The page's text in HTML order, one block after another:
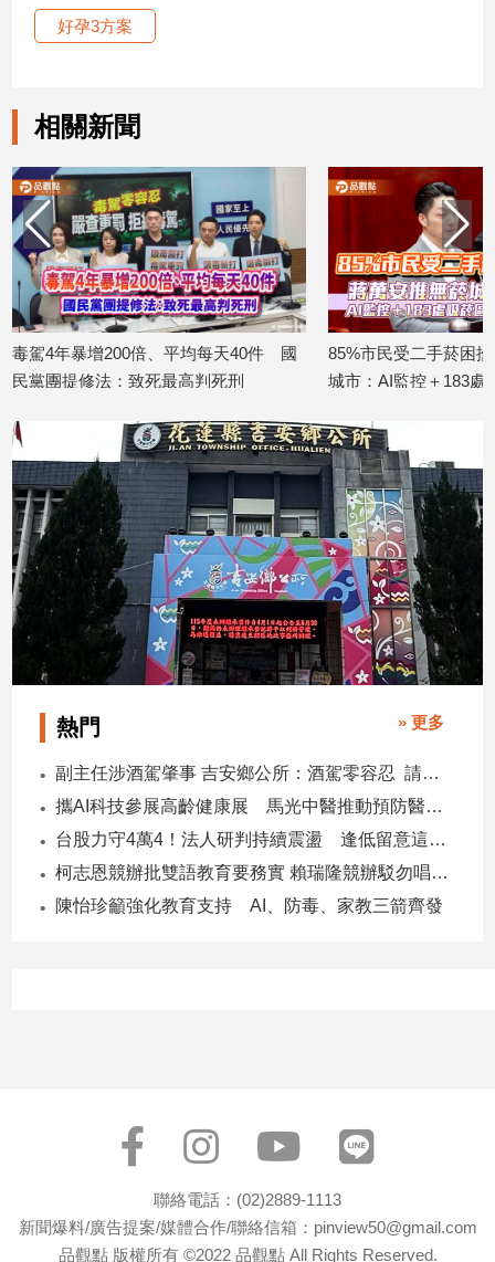
理
消
費
健
康/
親
子/
感
情
藝
創
／
電
影
推
薦
科
遊
戲
運
動
寵
影
投
好孕3方案
相關新聞
毒駕4年暴增200倍、平均每天40件 國
民黨團提修法：致死最高判死刑
85%市民受二手菸困
城市：AI監控＋183處
熱門 » 更多
副主任涉酒駕肇事 吉安鄉公所：酒駕零容忍 請辭獲准
攜AI科技參展高齡健康展 馬光中醫推動預防醫學迎接長壽新經濟
台股力守4萬4！法人研判持續震盪 逢低留意這些族群
柯志恩競辦批雙語教育要務實 賴瑞隆競辦駁勿唱衰高雄
陳怡珍籲強化教育支持 AI、防毒、家教三箭齊發
聯絡電話：(02)2889-1113
新聞爆料/廣告提案/媒體合作/聯絡信箱：pinview50@gmail.com
品觀點 版權所有 ©2022 品觀點 All Rights Reserved.